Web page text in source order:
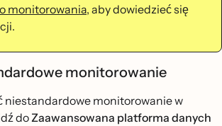
monitorowania, aby dowiedzieć się
monitorowanie
niestandardowe monitorowanie w
doZaawansowana platforma danych